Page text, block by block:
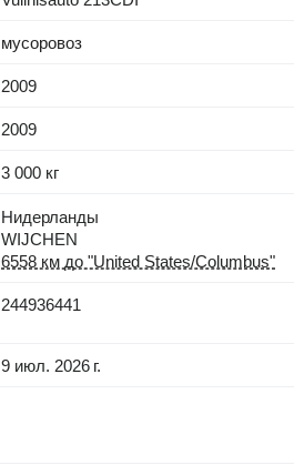
мусоровоз
2009
2009
3 000 кг
Нидерланды
WIJCHEN
6558 км до "United States/Columbus"
244936441
9 июл. 2026 г.